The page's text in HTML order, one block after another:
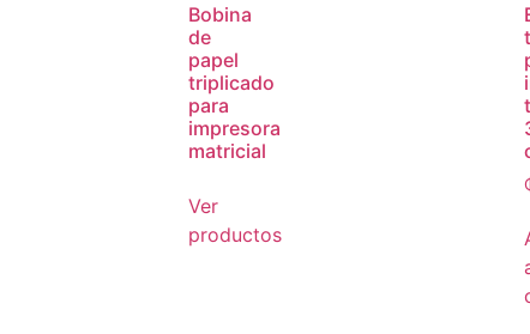
Bobina
de
papel
triplicado
para
impresora
matricial
Ver
productos